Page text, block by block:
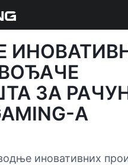
ЗА
А
иновативних